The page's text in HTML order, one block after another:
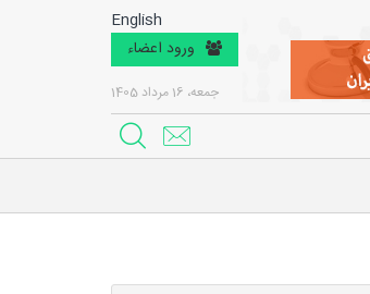
English
ورود اعضاء
جمعه، 16 مرداد 1405